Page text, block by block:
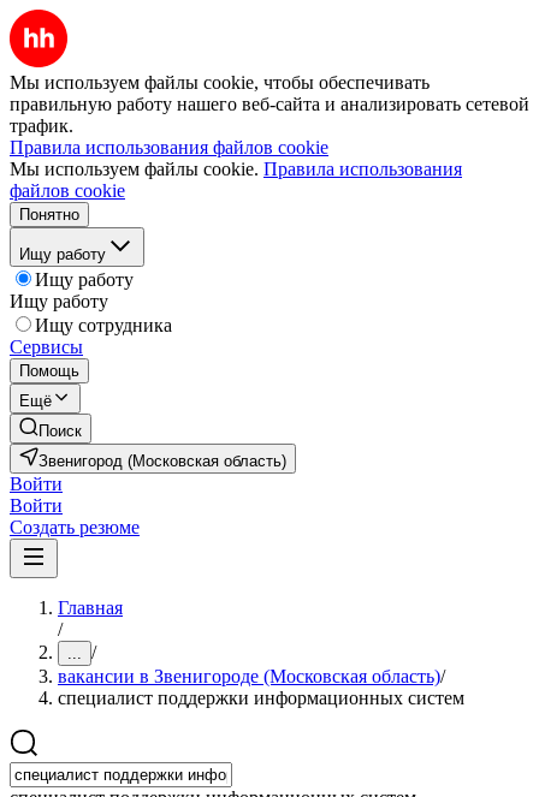
Мы используем файлы cookie, чтобы обеспечивать
правильную работу нашего веб-сайта и анализировать сетевой
трафик.
Правила использования файлов cookie
Мы используем файлы cookie. Правила использования
файлов cookie
Понятно
Ищу работу
Ищу работу
Ищу работу
Ищу сотрудника
Сервисы
Помощь
Ещё
Поиск
Звенигород (Московская область)
Войти
Войти
Создать резюме
Главная
/
... /
вакансии в Звенигороде (Московская область)/
специалист поддержки информационных систем